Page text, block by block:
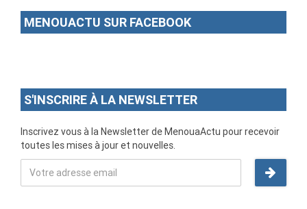
MENOUACTU SUR FACEBOOK
S'INSCRIRE À LA NEWSLETTER
Inscrivez vous à la Newsletter de MenouaActu pour recevoir
toutes les mises à jour et nouvelles.